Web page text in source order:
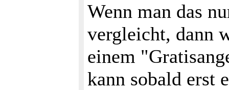
Wenn man das
vergleicht, dann
einem
kann sobald erst